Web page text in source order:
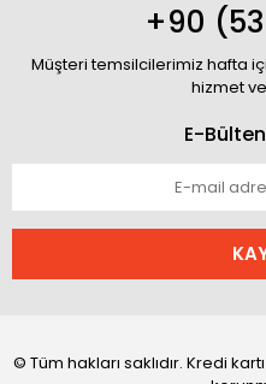
+90
Müşteri temsilcilerimiz hafta
hizmet
E-
© Tüm hakları saklıdır. Kredi